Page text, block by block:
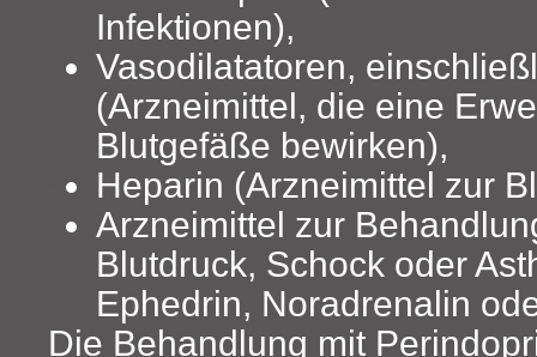
Infektionen),
Vasodilatatoren,
(Arzneimittel, die eine
Blutgefäße bewirken),
Heparin (Arzneimittel zur
Arzneimittel zur
Blutdruck, Schock oder
Ephedrin, Noradrenalin
Die Behandlung mit